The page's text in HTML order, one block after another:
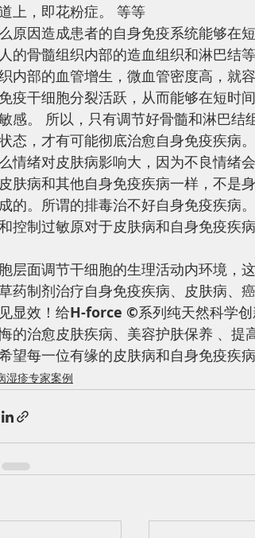
上，即花粉症。 等等
原因造成患者的自身免疫系统能够在
的骨髓组织内部的造血组织和淋巴结
内部的血管增生，微血管密度高，就
疫干细胞分裂活跃，从而能够在短时
感。 所以，只有调节好骨髓和淋巴结
态，才有可能彻底治愈自身免疫疾病。
情绪对皮肤病影响大，因为不良情绪
肤病和其他自身免疫疾病一样，不是
的。所谓的排毒治不好自身免疫疾病。
控制过敏原对于皮肤病和自身免疫疾
层面调节干细胞的生理活动内环境，
药制剂治疗自身免疫疾病、皮肤病、
显效！给H-force ©系列纯天然科学
的治愈皮肤疾病、美容护肤保养 、提
望每一位有缘的皮肤病和自身免疫疾
湿疹专家案例